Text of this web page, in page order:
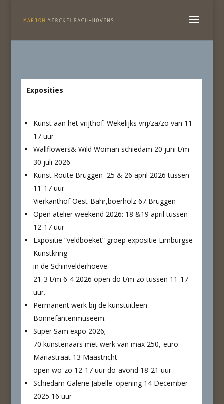
Exposities
Kunst aan het vrijthof. Wekelijks vrij/za/zo van 11-
17 uur
Wallflowers& Wild Woman schiedam 20 juni t/m
30 juli 2026
Kunst Route Brüggen 25 & 26 april 2026 tussen
11-17 uur
Vierkanthof Oest-Bahr,boerholz 67 Brüggen
Open atelier weekend 2026: 18 &19 april tussen
12-17 uur
Expositie “veldboeket” groep expositie Limburgse
Kunstkring
in de Schinvelderhoeve.
21-3 t/m 6-4 2026 open do t/m zo tussen 11-17
uur.
Permanent werk bij de kunstuitleen
Bonnefantenmuseem.
Super Sam expo 2026;
70 kunstenaars met werk van max 250,-euro
Mariastraat 13 Maastricht
open wo-zo 12-17 uur do-avond 18-21 uur
Schiedam Galerie Jabelle :opening 14 December
2025 16 uur